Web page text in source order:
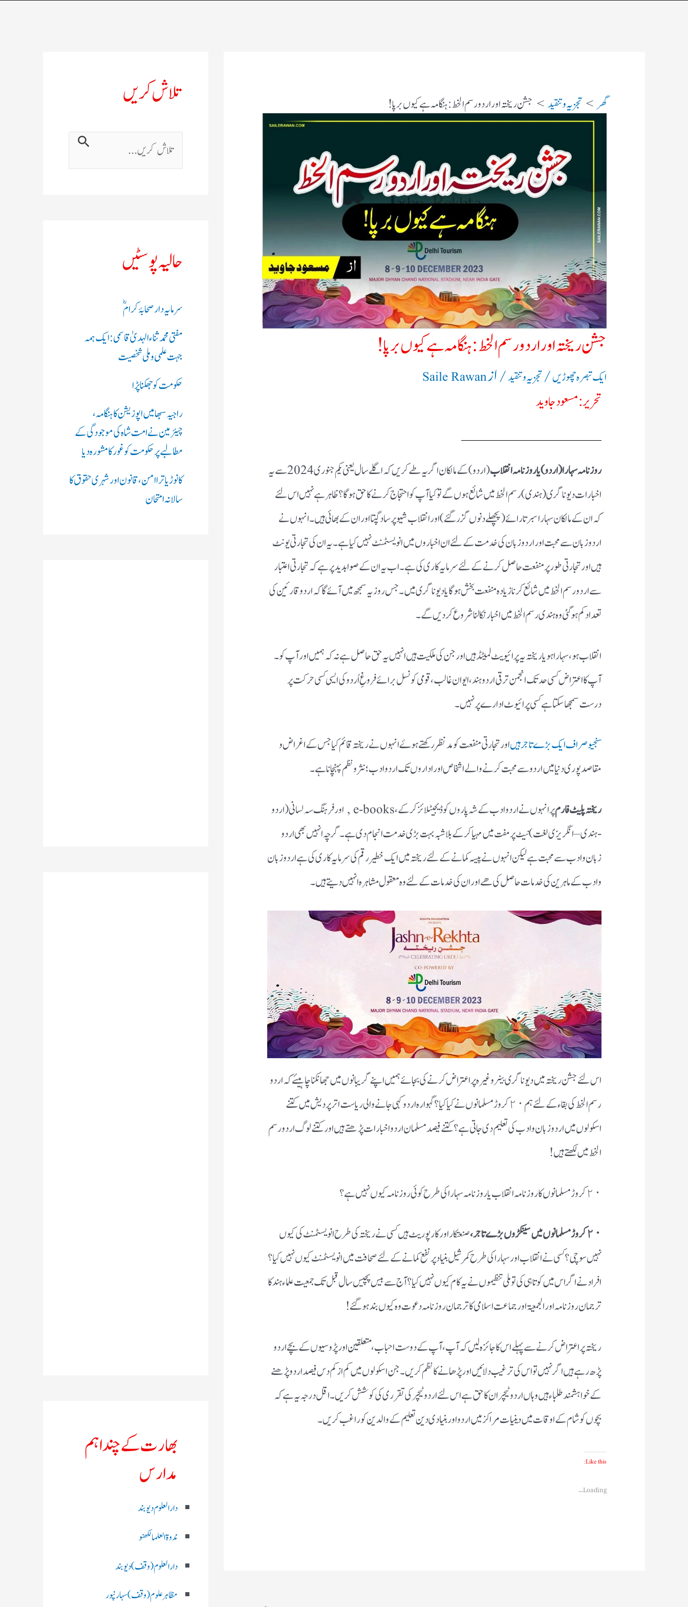
گھر تجزیہ و تنقید جشن ریختہ اور اردو رسم الخط:ہنگامہ ہے کیوں برپا!
جشن ریختہ اور اردو رسم الخط:ہنگامہ ہے کیوں برپا!
ایک تبصرہ چھوڑیں/تجزیہ و تنقید/ ازSaile Rawan
تحریر: مسعود جاوید
روزنامہ سہارا (اردو ) یا روزنامہ انقلاب
(اردو) کے مالکان اگر یہ طے کریں کہ اگلے سال یعنی یکم جنوری 2024 سے یہ
اخبارات دیوناگری (ہندی) رسم الخط میں شائع ہوں گے تو کیا آپ کو احتجاج کرنے کا حق ہو گا ؟ ظاہر ہے نہیں اس لئے
کہ ان کے مالکان سہارا سبرتا رائے (پچھلے دنوں گزر گئے) اور انقلاب شیو پرساد گپتا اور ان کے بھائی ہیں۔‌ انہوں نے
اردو زبان سے محبت اور اردو زبان کی خدمت کے لئے ان اخباروں میں انویسٹمنٹ نہیں کیا ہے۔ یہ ان کی تجارتی یونٹ
ہیں اور تجارتی طور پر منفعت حاصل کرنے کے لئے سرمایہ کاری کی ہے۔ اب یہ ان کے صوابدید پر ہے کہ تجارتی اعتبار
سے اردو رسم الخط میں شائع کرنا زیادہ منفعت بخش ہوگا یا دیوناگری میں۔‌ جس روز یہ سمجھ میں آئے گا کہ اردو قارئین کی
تعداد کم ہوگئی وہ ہندی رسم الخط میں اخبار نکالنا شروع کردیں گے۔
انقلاب ہو ، سہارا ہو یا ریختہ یہ پرائیویٹ لمیٹڈ ہیں اور جن کی ملکیت ہیں انہیں یہ حق حاصل ہے نہ کہ ہمیں اور آپ کو۔
آپ کا اعتراض کسی حد تک انجمن ترقی اردو ہند، ایوان غالب ، قومی کونسل برائے فروغِ اُردو کی ایسی کسی حرکت پر
درست سمجھا سکتا ہے کسی پرائیوٹ ادارے پر نہیں ۔‌
سنجیو صراف ایک بڑے تاجر ہیںاور تجارتی منفعت کو مدنظر رکھتے ہوۓ انہوں نے ریختہ قائم کیا جس کے اغراض و
مقاصد پوری دنیامیں اردو سے محبت کرنے والے اشخاص اور اداروں تک اردو ادب؛ نثر و نظم پہنچانا ہے۔
ریختہ پلیٹ فارم
پر انہوں نے اردو ادب کے شہ پاروں کو ڈیجیٹلائز کر کے، e-books , اور فرہنگ سہ لسانی ( اردو
-ہندی – انگریزی لغت) نیٹ پر مفت میں مہیا کر کے بلا شبہ بہت بڑی خدمت انجام دی ہے۔ گرچہ انہیں بھی اردو
زبان وادب سے محبت ہے لیکن انہوں نے پیسہ کمانے کے لئے ریختہ میں ایک خطیر رقم کی سرمایہ کاری کی ہے اردو زبان
وادب کے ماہرین کی خدمات حاصل کی ھے اور ان کی خدمات کے لئے وہ معقول مشاہرہ انہیں دیتے ہیں ۔
اس لئے جشن ریختہ میں دیوناگری بینر وغیرہ پر اعتراض کرنے کی بجائے ہمیں اپنے گریبانوں میں جھانکنا چاہیئے کہ اردو
رسم الخط کی بقاء کے لئے ہم ٢٠ کروڑ مسلمانوں نے کیا کیا ؟ گہوارہ اردو کہی جانے والی ریاست اتر پردیش میں کتنے
اسکولوں میں اردو زبان وادب کی تعلیم دی جاتی ہے؟ کتنے فیصد مسلمان اردو اخبارات پڑھتے ہیں اور کتنے لوگ اردو رسم
الخط میں لکھتے ہیں!
٢٠ کروڑ مسلمانوں کا روزنامہ انقلاب یا روزنامہ سہارا کی طرح کوئی روزنامہ کیوں نہیں ہے ؟
٢٠ کروڑ مسلمانوں میں سینکڑوں بڑے تاجر،
صنعتکار اور کارپوریٹ ہیں کسی نے ریختہ کی طرح انویسٹمنٹ کی کیوں
نہیں سوچی ؟ کسی نے انقلاب اور سہارا کی طرح کمرشیل بنیاد پر نفع کمانے کے لئے صحافت میں انویسٹمنٹ کیوں نہیں کیا ؟
افراد نے اگر اس میں کوتاہی کی تو ملی تنظیموں نے یہ کام کیوں نہیں کیا ؟ آج سے بیس پچیس سال قبل تک جمعیت علماء ہند کا
ترجمان روزنامہ اور الجمعیۃ اور جماعت اسلامی کا ترجمان روزنامہ دعوت وہ کیوں بند ہو گئے !
ریختہ پر اعتراض کرنے سے پہلے اس کا جائزہ لیں کہ آپ، آپ کے دوست احباب ،متعلقین اور پڑوسیوں کے بچے اردو
پڑھ رہے ہیں اگر نہیں تو اس کی ترغیب دلائیں اور پڑھانے کا نظم کریں۔ جن اسکولوں میں کم از کم دس فیصد اردو پڑھنے
کے خواہشمند طلباء ہیں وہاں اردو ٹیچر ان کا حق ہے اس لئے اردو ٹیچر کی تقرری کی کوشش کریں۔ اقل درجہ یہ ہے کہ
بچوں کو شام کے اوقات میں دینیات مراکز میں اردو اور بنیادی دین تعلیم کے والدین کو راغب کریں ۔
Like this:
Loading...
تلاش کریں
ت
ل
ر
ں
:
حالیہ پوسٹیں
سرمایہ دار صحابۂ کرامؓ
مفتی محمد ثناء الہدیٰ قاسمی: ایک ہمہ
جہت علمی و ملی شخصیت
حکومت کو جھکنا پڑا
راجیہ سبھا میں اپوزیشن کا ہنگامہ،
چیئرمین نے امت شاہ کی موجودگی کے
مطالبے پر حکومت کو غور کا مشورہ دیا
کانوڑ یاترا امن،قانون اور شہری حقوق کا
سالانہ امتحان
بھارت کے چند اہم
مدارس
دارالعلوم دیوبند
ندوۃالعلما لکھنو
دارالعلوم (وقف)دیوبند
مظاہرعلوم (وقف)سہارنپور